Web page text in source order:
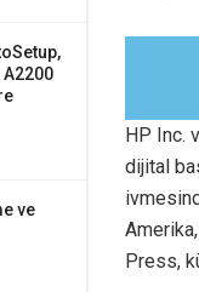
A2200
ve
HP Inc.
dijital
Press,